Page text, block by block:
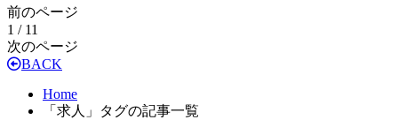
前のページ
1 / 11
次のページ
BACK
Home
「求人」タグの記事一覧